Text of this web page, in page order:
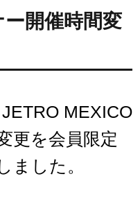
開催時間変
MEXICO
更を会員限定
ました。